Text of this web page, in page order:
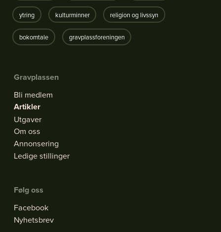
ytring kulturminner religion og livssyn
bokomtale gravplassforeningen
Gravplassen
Bli medlem
Artikler
Utgaver
Om oss
Annonsering
Ledige stillinger
Følg oss
Facebook
Nyhetsbrev